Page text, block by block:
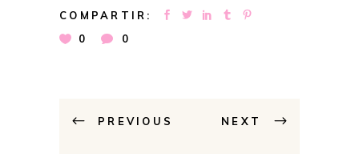
COMPARTIR:
0
0
PREVIOUS NEXT